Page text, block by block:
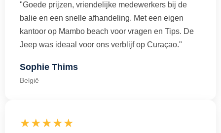
"Goede prijzen, vriendelijke medewerkers bij de
balie en een snelle afhandeling. Met een eigen
kantoor op Mambo beach voor vragen en Tips. De
Jeep was ideaal voor ons verblijf op Curaçao."
Sophie Thims
België
★★★★★